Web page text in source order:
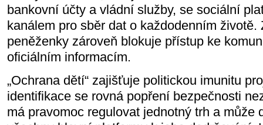
bankovní účty a vládní služby, se sociální
kanálem pro sběr dat o každodenním
peněženky zároveň blokuje přístup ke
oficiálním informacím.
„Ochrana dětí“ zajišťuje politickou imunitu
identifikace se rovná popření bezpečnosti
má pravomoc regulovat jednotný trh a může